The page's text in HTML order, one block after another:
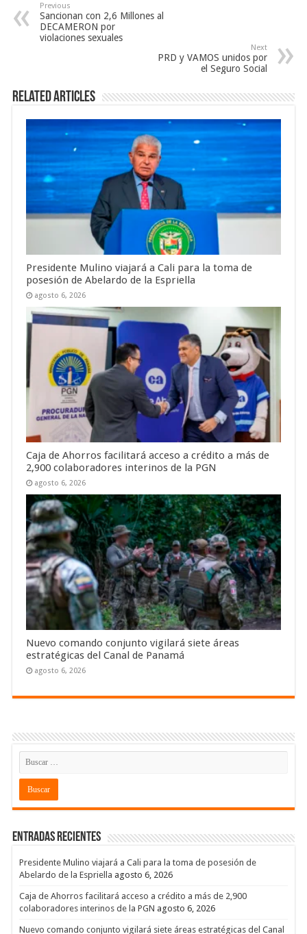
Previous
Sancionan con 2,6 Millones al
DECAMERON por
violaciones sexuales
Next
PRD y VAMOS unidos por
el Seguro Social
Related Articles
Presidente Mulino viajará a Cali para la toma de
posesión de Abelardo de la Espriella
agosto 6, 2026
Caja de Ahorros facilitará acceso a crédito a más de
2,900 colaboradores interinos de la PGN
agosto 6, 2026
Nuevo comando conjunto vigilará siete áreas
estratégicas del Canal de Panamá
agosto 6, 2026
Entradas recientes
Presidente Mulino viajará a Cali para la toma de posesión de
Abelardo de la Espriella agosto 6, 2026
Caja de Ahorros facilitará acceso a crédito a más de 2,900
colaboradores interinos de la PGN agosto 6, 2026
Nuevo comando conjunto vigilará siete áreas estratégicas del Canal